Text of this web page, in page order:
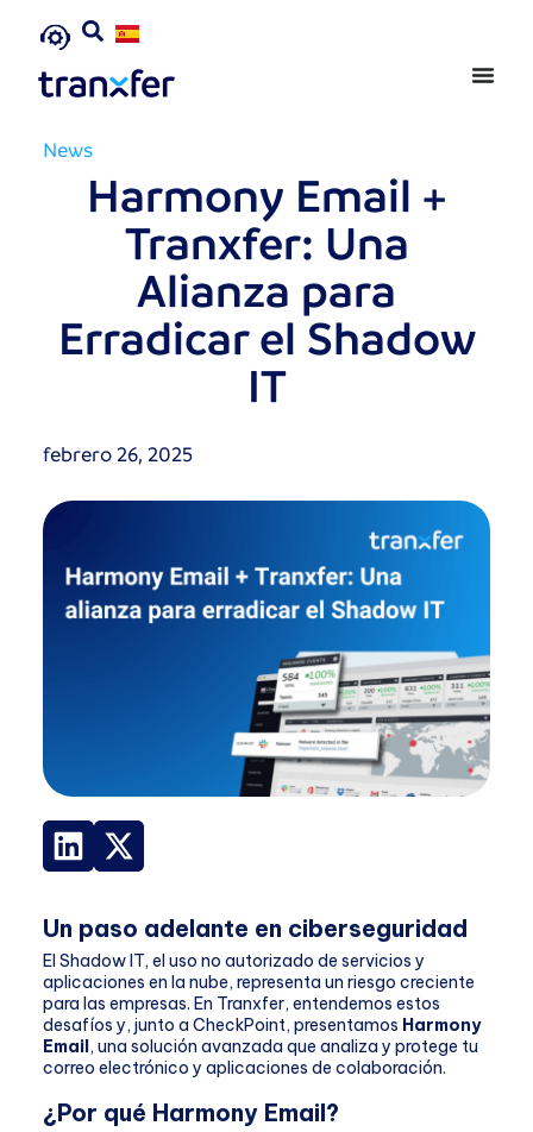
News
Harmony Email +
Tranxfer: Una
Alianza para
Erradicar el Shadow
IT
febrero 26, 2025
Un paso adelante en ciberseguridad
El Shadow IT, el uso no autorizado de servicios y
aplicaciones en la nube, representa un riesgo creciente
para las empresas. En Tranxfer, entendemos estos
desafíos y, junto a CheckPoint, presentamos Harmony
Email, una solución avanzada que analiza y protege tu
correo electrónico y aplicaciones de colaboración.
¿Por qué Harmony Email?